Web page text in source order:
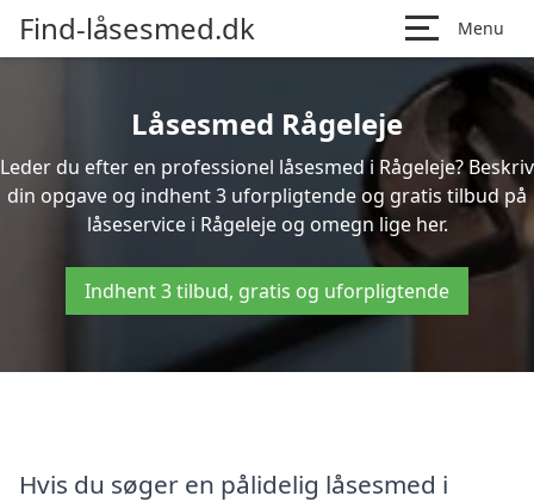
Find-låsesmed.dk Menu
Låsesmed Rågeleje
Leder du efter en professionel låsesmed i Rågeleje? Beskriv
din opgave og indhent 3 uforpligtende og gratis tilbud på
låseservice i Rågeleje og omegn lige her.
Indhent 3 tilbud, gratis og uforpligtende
Hvis du søger en pålidelig låsesmed i